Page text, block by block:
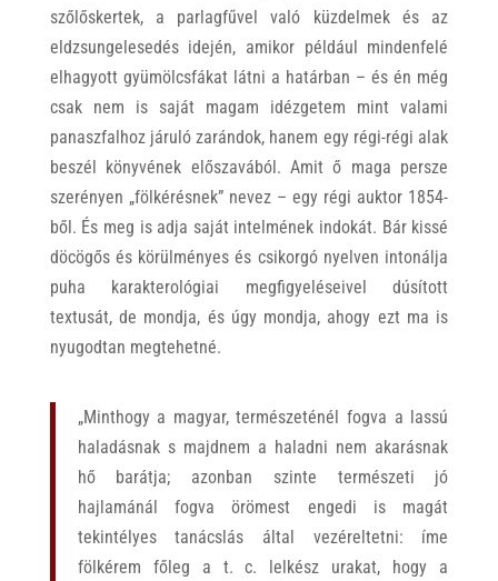
szőlőskertek, a parlagfűvel való küzdelmek és az
eldzsungelesedés idején, amikor például mindenfelé
elhagyott gyümölcsfákat látni a határban – és én még
csak nem is saját magam idézgetem mint valami
panaszfalhoz járuló zarándok, hanem egy régi-régi alak
beszél könyvének előszavából. Amit ő maga persze
szerényen „fölkérésnek” nevez – egy régi auktor 1854-
ből. És meg is adja saját intelmének indokát. Bár kissé
döcögős és körülményes és csikorgó nyelven intonálja
puha karakterológiai megfigyeléseivel dúsított
textusát, de mondja, és úgy mondja, ahogy ezt ma is
nyugodtan megtehetné.
„Minthogy a magyar, természeténél fogva a lassú
haladásnak s majdnem a haladni nem akarásnak
hő barátja; azonban szinte természeti jó
hajlamánál fogva örömest engedi is magát
tekintélyes tanácslás által vezéreltetni: íme
fölkérem főleg a t. c. lelkész urakat, hogy a